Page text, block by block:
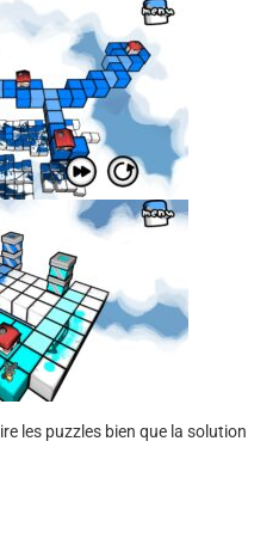
les puzzles bien que la solution